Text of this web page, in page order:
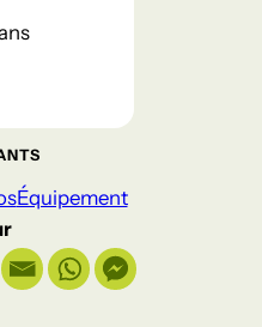
Équipement